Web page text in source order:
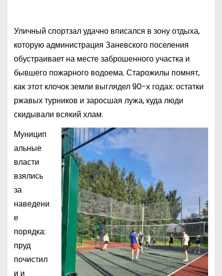
Уличный спортзал удачно вписался в зону отдыха,
которую администрация Заневского поселения
обустраивает на месте заброшенного участка и
бывшего пожарного водоема. Старожилы помнят,
как этот клочок земли выглядел 90-х годах: остатки
ржавых турников и заросшая лужа, куда люди
скидывали всякий хлам.
Муницип
альные
власти
взялись
за
наведени
е
порядка:
пруд
почистил
и и